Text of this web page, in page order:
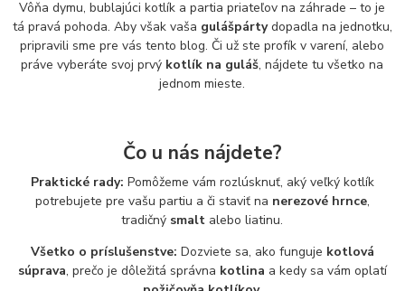
Vôňa dymu, bublajúci kotlík a partia priateľov na záhrade – to je
tá pravá pohoda. Aby však vaša gulášpártydopadla na jednotku,
pripravili sme pre vás tento blog. Či už ste profík v varení, alebo
práve vyberáte svoj prvý kotlík na guláš, nájdete tu všetko na
jednom mieste.
Čo u nás nájdete?
Praktické rady: Pomôžeme vám rozlúsknuť, aký veľký kotlík
potrebujete pre vašu partiu a či staviť na nerezové hrnce,
tradičný smalt alebo liatinu.
Všetko o príslušenstve: Dozviete sa, ako funguje kotlová
súprava, prečo je dôležitá správna kotlina a kedy sa vám oplatí